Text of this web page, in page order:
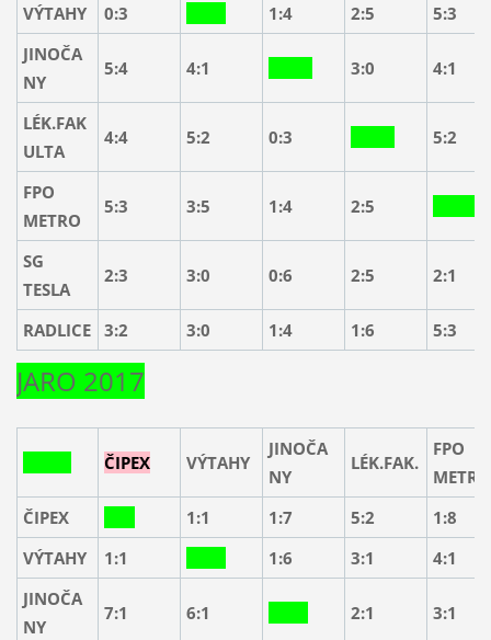
VÝTAHY
0:3 1:4 2:5
5:3
JINOČA
NY
5:4 4:1 3:0 4:1
LÉK.FAK
ULTA
4:4 5:2 0:3 5:2
FPO
METRO
5:3 3:5 1:4 2:5
SG
TESLA
2:3 3:0 0:6 2:5 2:1
RADLICE 3:2 3:0 1:4 1:6 5:3
JARO 2017
ČIPEX VÝTAHY
JINOČA
NY
LÉK.FAK.
FPO
METRO
ČIPEX
1:1 1:7 5:2
1:8
VÝTAHY
1:1 1:6 3:1
4:1
JINOČA
NY
7:1 6:1 2:1 3:1